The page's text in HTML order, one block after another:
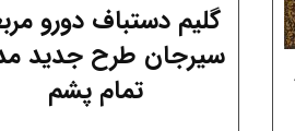
گلیم دستباف دورو
سیرجان طرح جدید
تمام پشم